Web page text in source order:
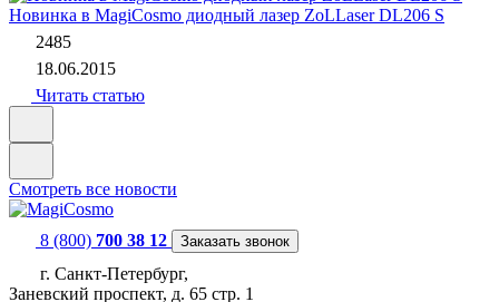
Новинка в MagiCosmo диодный лазер ZoLLaser DL206 S
2485
18.06.2015
Читать статью
Смотреть все новости
8 (800) 700 38 12 Заказать звонок
г. Санкт-Петербург,
Заневский проспект, д. 65 стр. 1